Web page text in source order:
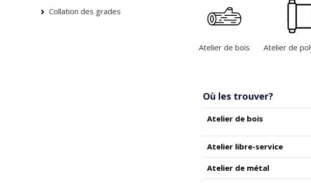
Atelier de bois Atelier de
Où les trouver?
Atelier de bois
Atelier libre-service
Atelier de métal
Collation des grades